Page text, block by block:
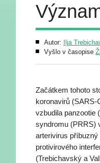
Autor:
Ilja
Vyšlo v časopise
Začátkem tohoto
koronavirů
vzbudila panzootie
syndromu (PRRS)
arterivirus
protivirového
(Trebichavský a